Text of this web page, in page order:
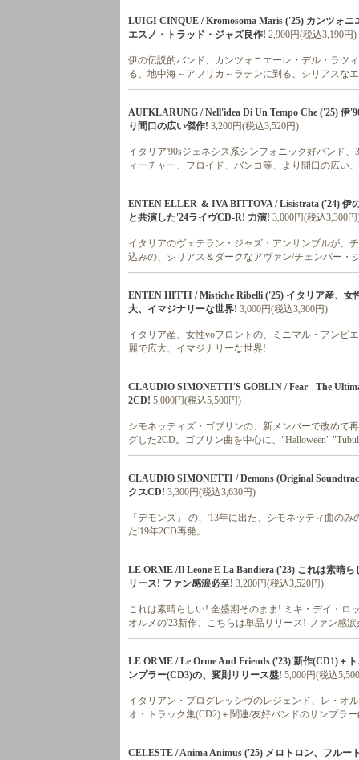
LUIGI CINQUE / Kromosoma Maris ('25) カンツォ
エスノ・トラッド・ジャズ良作! 2,900円(税込3,190円)
伊の伝説的バンド、カンツォニエーレ・デル・ラツ
る、地中海～アフリカ～ラテンに到る、シリアスな
AUFKLARUNG / Nell'idea Di Un Tempo Che ('25) 伊
り間口の広い傑作! 3,200円(税込3,520円)
イタリア'90sジェネシス系シンフォニック好バンド
ィーチャー、フロイド、バンコ等、より間口の広い
ENTEN ELLER ＆ IVA BITTOVA / Lisistrata ('24) 伊
と共演した'24ライヴCD-R! 力演! 3,000円(税込3,300
イタリアのヴェテラン・ジャズ・アンサンブルが、
込みの、シリアス＆ダークなアヴァン/チェンバー・
ENTEN HITTI / Mistiche Ribelli ('25) イタリア産、
大、イマジナリーな世界! 3,000円(税込3,300円)
イタリア産、女性voフロントの、ミニマル・アンビ
麗で広大、イマジナリーな世界!
CLAUDIO SIMONETTI'S GOBLIN / Fear - The
2CD! 5,000円(税込5,500円)
シモネッティズ・ゴブリンの、新メンバーで改めて
グした2CD。ゴブリン曲を中心に、"Halloween"
CLAUDIO SIMONETTI / Demons (Original
クスCD! 3,300円(税込3,630円)
「デモンズ」 の、'13年に出た、シモネッティ曲の
た'19年2CD再発。
LE ORME /Il Leone E La Bandiera ('23) これは素晴
リース! ファン感涙必至! 3,200円(税込3,520円)
これは素晴らしい! 全盛期そのまま! ミキ・デイ・ロ
オルメの'23新作、こちらは単品リリース! ファン感
LE ORME / Le Orme And Friends ('23)'新作(CD1)＋
ンプラー(CD3)の、変則リリース盤! 5,000円(税込
イタリアン・プログレッシヴのレジェンド、レ・オ
オ・トラック集(CD2)＋関連/友好バンドのサンプラ
CELESTE / Anima Animus ('25) メロトロン、フル